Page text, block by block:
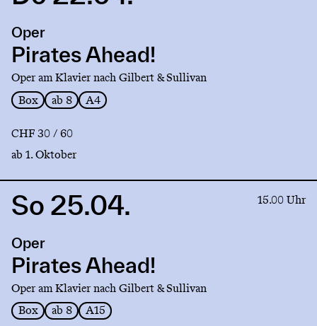
Pirates
Ahead!
Oper
Pirates Ahead!
Oper am Klavier nach Gilbert & Sullivan
Box
ab 8 A4
CHF 30 / 60
ab 1. Oktober
Link
Pirates
Ahead!
So 25.04. 15.00 Uhr
Oper
Pirates Ahead!
Oper am Klavier nach Gilbert & Sullivan
Box
ab 8 A15